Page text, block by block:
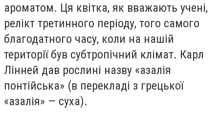
ароматом. Ця квітка, як вважають учені,
релікт третинного періоду, того самого
благодатного часу, коли на нашій
території був субтропічний клімат. Карл
Лінней дав рослині назву «азалія
понтійська» (в перекладі з грецької
«азалія» — суха).